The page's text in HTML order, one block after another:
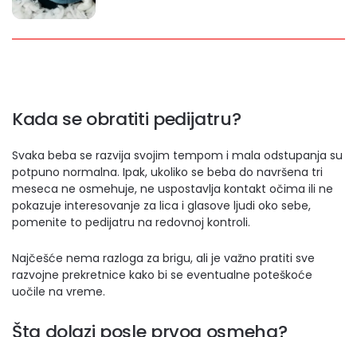
Kada se obratiti pedijatru?
Svaka beba se razvija svojim tempom i mala odstupanja su
potpuno normalna. Ipak, ukoliko se beba do navršena tri
meseca ne osmehuje, ne uspostavlja kontakt očima ili ne
pokazuje interesovanje za lica i glasove ljudi oko sebe,
pomenite to pedijatru na redovnoj kontroli.
Najčešće nema razloga za brigu, ali je važno pratiti sve
razvojne prekretnice kako bi se eventualne poteškoće
uočile na vreme.
Šta dolazi posle prvog osmeha?